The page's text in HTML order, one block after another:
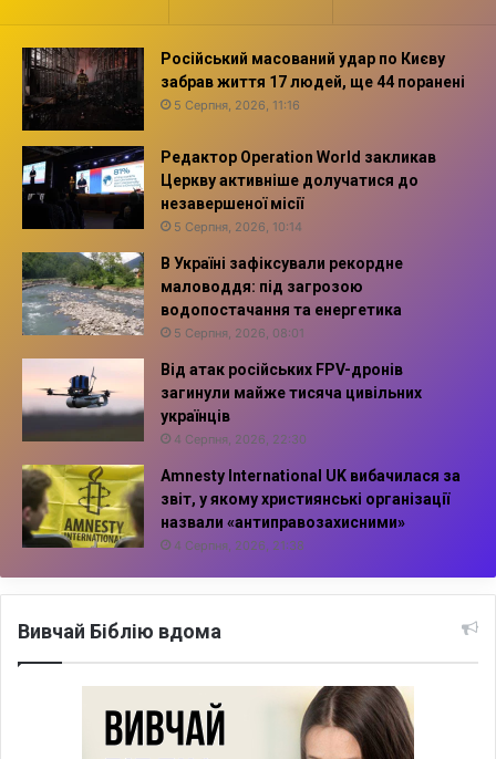
Російський масований удар по Києву
забрав життя 17 людей, ще 44 поранені
5 Серпня, 2026, 11:16
Редактор Operation World закликав
Церкву активніше долучатися до
незавершеної місії
5 Серпня, 2026, 10:14
В Україні зафіксували рекордне
маловоддя: під загрозою
водопостачання та енергетика
5 Серпня, 2026, 08:01
Від атак російських FPV-дронів
загинули майже тисяча цивільних
українців
4 Серпня, 2026, 22:30
Amnesty International UK вибачилася за
звіт, у якому християнські організації
назвали «антиправозахисними»
4 Серпня, 2026, 21:38
Вивчай Біблію вдома